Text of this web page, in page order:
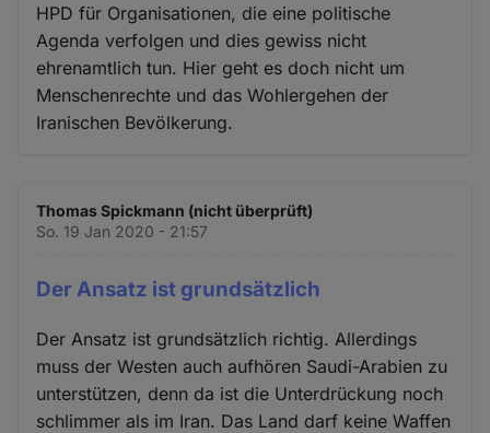
HPD für Organisationen, die eine politische
Agenda verfolgen und dies gewiss nicht
ehrenamtlich tun. Hier geht es doch nicht um
Menschenrechte und das Wohlergehen der
Iranischen Bevölkerung.
Thomas Spickmann (nicht überprüft)
So. 19 Jan 2020 - 21:57
Der Ansatz ist grundsätzlich
Der Ansatz ist grundsätzlich richtig. Allerdings
muss der Westen auch aufhören Saudi-Arabien zu
unterstützen, denn da ist die Unterdrückung noch
schlimmer als im Iran. Das Land darf keine Waffen